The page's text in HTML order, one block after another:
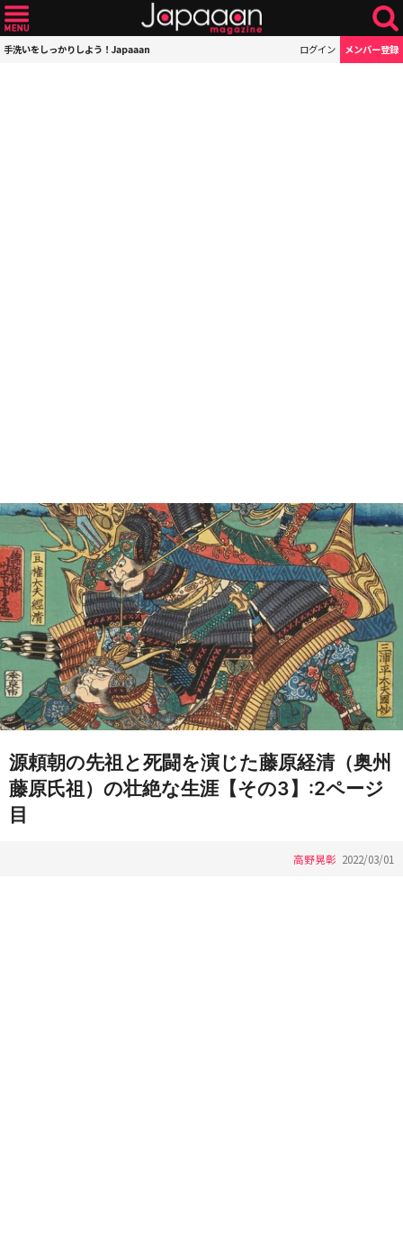
手洗いをしっかりしよう！Japaaan ログイン メンバー登録
源頼朝の先祖と死闘を演じた藤原経清（奥州
藤原氏祖）の壮絶な生涯【その3】:2ページ
目
高野晃彰 2022/03/01